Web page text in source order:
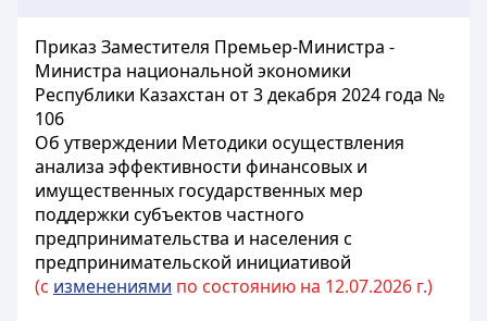
Приказ Заместителя Премьер-Министра -
Министра национальной экономики
Республики Казахстан от 3 декабря 2024 года №
106
Об утверждении Методики осуществления
анализа эффективности финансовых и
имущественных государственных мер
поддержки субъектов частного
предпринимательства и населения с
предпринимательской инициативой
(с изменениями по состоянию на 12.07.2026 г.)